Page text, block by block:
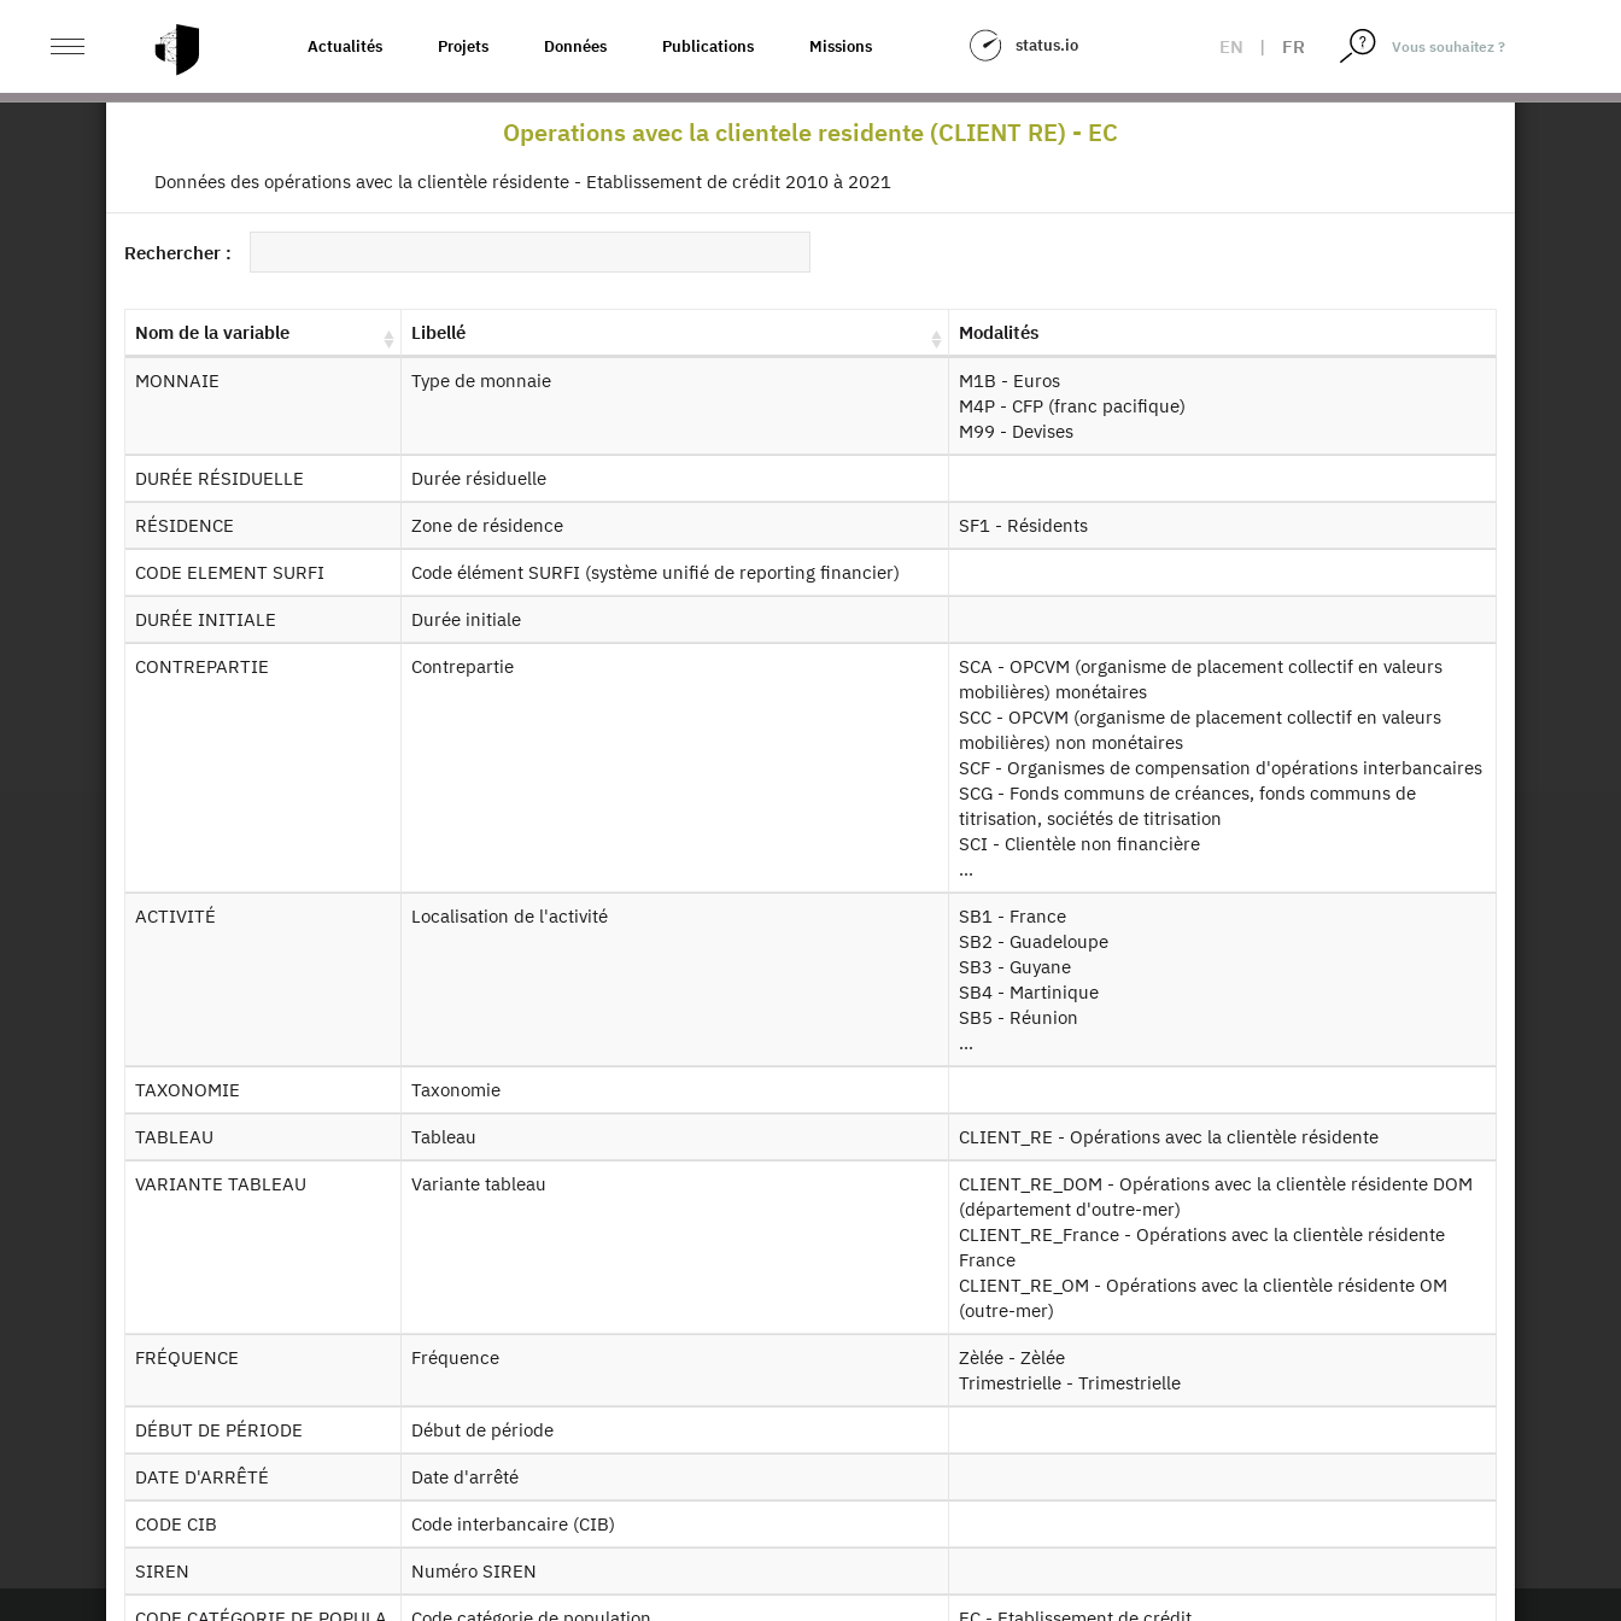
Actualités Projets Données Publications Missions status.io EN | FR
ACCUEIL PAGE PRODUIT
Dessin de fichier
Retour à la source
CLIENT_RE - EC : Opérations avec la clientèle résidente -
Etablissements de Crédit - 2010-2021
Mise à disposition :
Dessin de fichier
Operations avec la
clientele residente
(CLIENT RE) - EC
Données des opérations avec la clientèle résidente - Etablissement de crédit
2010 à 2021
Opération avec la clientèle résidente - Etablissements de Crédit - 2010-2021
Operations avec la clientele residente (CLIENT RE) - EC
Données des opérations avec la clientèle résidente - Etablissement de crédit 2010 à 2021
Rechercher :
Nom de la variable Libellé Modalités
MONNAIE Type de monnaie
M1B - Euros
M4P - CFP (franc pacifique)
M99 - Devises
DURÉE RÉSIDUELLE Durée résiduelle
RÉSIDENCE Zone de résidence SF1 - Résidents
CODE ELEMENT SURFI Code élément SURFI (système unifié de reporting financier)
DURÉE INITIALE Durée initiale
CONTREPARTIE Contrepartie
SCA - OPCVM (organisme de placement collectif en valeurs
mobilières) monétaires
SCC - OPCVM (organisme de placement collectif en valeurs
mobilières) non monétaires
SCF - Organismes de compensation d'opérations interbancaires
SCG - Fonds communs de créances, fonds communs de
titrisation, sociétés de titrisation
SCI - Clientèle non financière
...
ACTIVITÉ Localisation de l'activité
SB1 - France
SB2 - Guadeloupe
SB3 - Guyane
SB4 - Martinique
SB5 - Réunion
...
TAXONOMIE Taxonomie
TABLEAU Tableau CLIENT_RE - Opérations avec la clientèle résidente
VARIANTE TABLEAU Variante tableau
CLIENT_RE_DOM - Opérations avec la clientèle résidente DOM
(département d'outre-mer)
CLIENT_RE_France - Opérations avec la clientèle résidente
France
CLIENT_RE_OM - Opérations avec la clientèle résidente OM
(outre-mer)
FRÉQUENCE Fréquence
Zèlée - Zèlée
Trimestrielle - Trimestrielle
DÉBUT DE PÉRIODE Début de période
DATE D'ARRÊTÉ Date d'arrêté
CODE CIB Code interbancaire (CIB)
SIREN Numéro SIREN
https://doi.org/10.34724/CASD.603.4596.V1
Marchés publics
Protection des données personnelles